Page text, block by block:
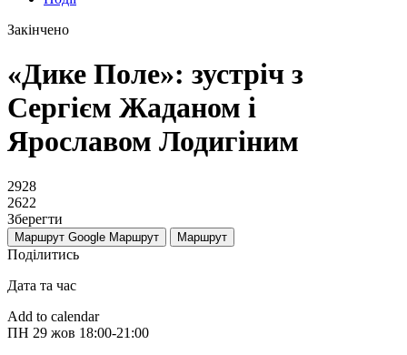
Закінчено
«Дике Поле»: зустріч з
Сергієм Жаданом і
Ярославом Лодигіним
2928
2622
Зберегти
Маршрут Google Маршрут Маршрут
Поділитись
Дата та час
Add to calendar
ПН 29 жов 18:00-21:00